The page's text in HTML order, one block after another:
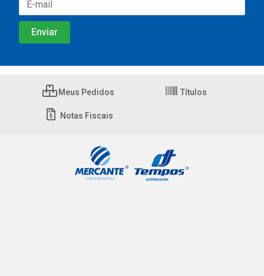
Meus Pedidos Títulos
Notas Fiscais